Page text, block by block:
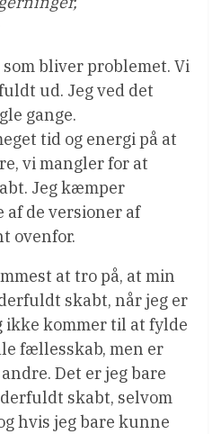
som bliver problemet. Vi
ud. Jeg ved det
gange.
tid og energi på at
vi mangler for at
Jeg kæmper
af de versioner af
ovenfor.
at tro på, at min
skabt, når jeg er
ikke kommer til at fylde
fællesskab, men er
Det er jeg bare
skabt, selvom
hvis jeg bare kunne